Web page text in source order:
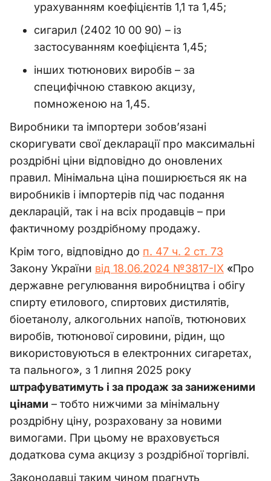
урахуванням коефіцієнтів 1,1 та 1,45;
сигарил (2402 10 00 90) – із
застосуванням коефіцієнта 1,45;
інших тютюнових виробів – за
специфічною ставкою акцизу,
помноженою на 1,45.
Виробники та імпортери зобов’язані
скоригувати свої декларації про максимальні
роздрібні ціни відповідно до оновлених
правил. Мінімальна ціна поширюється як на
виробників і імпортерів під час подання
декларацій, так і на всіх продавців – при
фактичному роздрібному продажу.
Крім того, відповідно до п. 47 ч. 2 ст. 73
Закону України від 18.06.2024 №3817-ІХ «Про
державне регулювання виробництва і обігу
спирту етилового, спиртових дистилятів,
біоетанолу, алкогольних напоїв, тютюнових
виробів, тютюнової сировини, рідин, що
використовуються в електронних сигаретах,
та пального», з 1 липня 2025 року
штрафуватимуть і за продаж за заниженими
цінами – тобто нижчими за мінімальну
роздрібну ціну, розраховану за новими
вимогами. При цьому не враховується
додаткова сума акцизу з роздрібної торгівлі.
Законодавці таким чином прагнуть